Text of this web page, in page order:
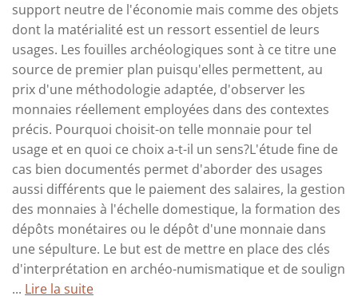
support neutre de l'économie mais comme des objets
dont la matérialité est un ressort essentiel de leurs
usages. Les fouilles archéologiques sont à ce titre une
source de premier plan puisqu'elles permettent, au
prix d'une méthodologie adaptée, d'observer les
monnaies réellement employées dans des contextes
précis. Pourquoi choisit-on telle monnaie pour tel
usage et en quoi ce choix a-t-il un sens?L'étude fine de
cas bien documentés permet d'aborder des usages
aussi différents que le paiement des salaires, la gestion
des monnaies à l'échelle domestique, la formation des
dépôts monétaires ou le dépôt d'une monnaie dans
une sépulture. Le but est de mettre en place des clés
d'interprétation en archéo-numismatique et de soulign
... Lire la suite